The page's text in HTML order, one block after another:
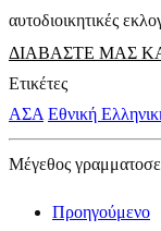
αυτοδιοικητικές
ΔΙΑΒΑΣΤΕ ΜΑΣ
Ετικέτες
ΑΣΑ Εθνική
Μέγεθος
Προηγούμενο